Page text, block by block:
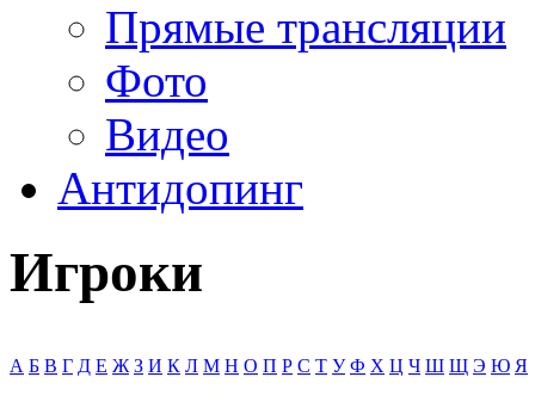
Прямые трансляции
Фото
Видео
Антидопинг
Игроки
А Б В Г Д Е Ж З И К Л М Н О П Р С Т У Ф Х Ц Ч Ш Щ Э Ю Я